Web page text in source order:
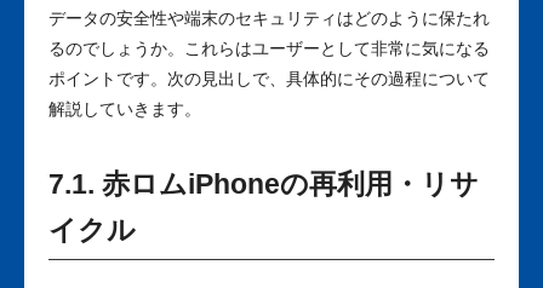
データの安全性や端末のセキュリティはどのように保たれ
るのでしょうか。これらはユーザーとして非常に気になる
ポイントです。次の見出しで、具体的にその過程について
解説していきます。
7.1. 赤ロムiPhoneの再利用・リサ
イクル